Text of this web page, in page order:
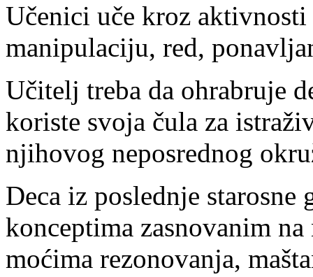
Učenici uče kroz
manipulaciju, red,
Učitelj treba da ohrabruje
koriste svoja čula za
njihovog neposrednog
Deca iz poslednje starosne
konceptima zasnovanim
moćima rezonovanja,